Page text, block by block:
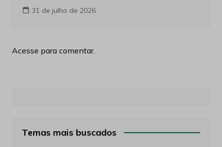
31 de julho de 2026
Acesse para comentar.
Temas mais buscados